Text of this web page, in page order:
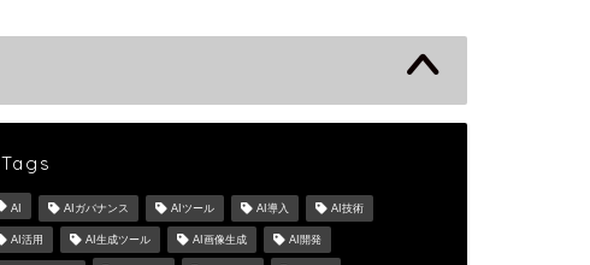
Tags
AI AIガバナンス AIツール AI導入 AI技術
AI活用 AI生成ツール AI画像生成 AI開発